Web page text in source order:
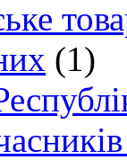
(1)